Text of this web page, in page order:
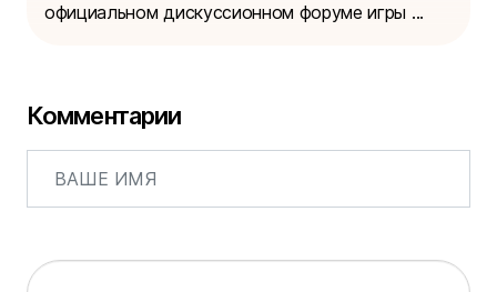
официальном дискуссионном форуме игры ...
Комментарии